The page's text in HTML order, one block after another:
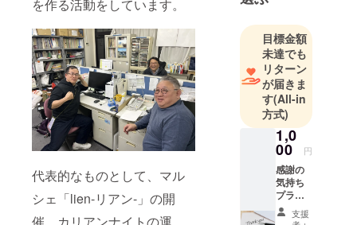
を作る活動をしています。
代表的なものとして、マル
シェ「lien-リアン-」の開
催、カリアンナイトの運
目標金額
未達でも
リターン
が届きま
す(All-in
方式)
1,0
00 円
感謝の
気持ち
プラン
【御礼
メー支援